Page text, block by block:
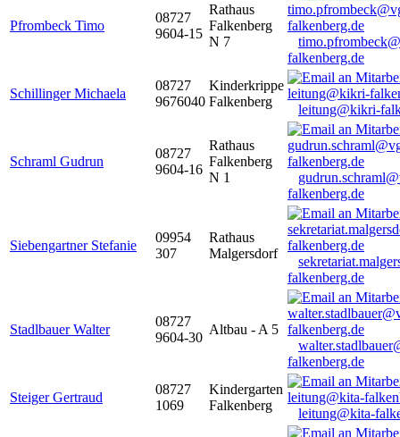
Pfrombeck Timo
08727
9604-15
Rathaus
Falkenberg
N 7
falkenberg.de
Schillinger Michaela
08727
9676040
Kinderkrippe
Falkenberg
leitung@kikri-
Schraml Gudrun
08727
9604-16
Rathaus
Falkenberg
N 1
falkenberg.de
Siebengartner Stefanie
09954
307
Rathaus
Malgersdorf
falkenberg.de
Stadlbauer Walter
08727
9604-30
Altbau - A 5
falkenberg.de
Steiger Gertraud
08727
1069
Kindergarten
Falkenberg
leitung@kita-